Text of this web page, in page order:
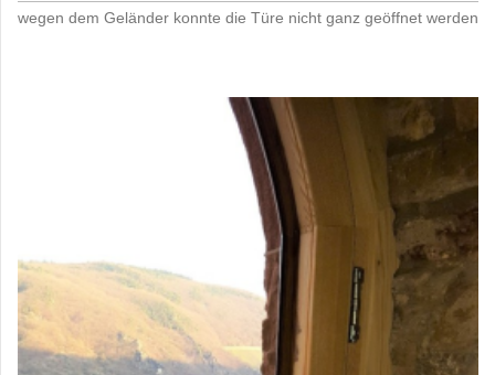
wegen dem Geländer konnte die Türe nicht ganz geöffnet werden